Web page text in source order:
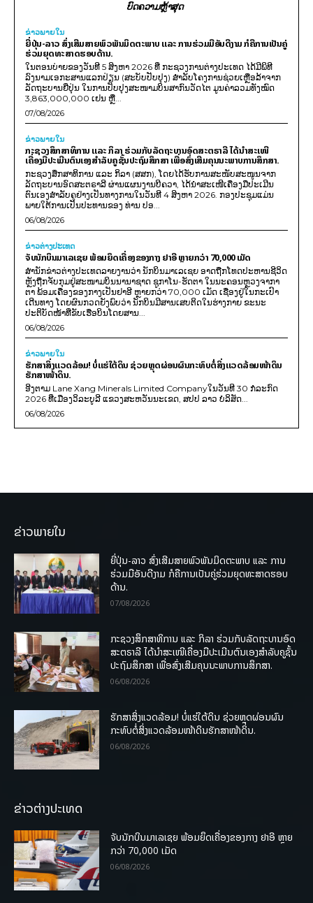
ບົດຄວາມຫຼ້າສຸດ
ຂ່າວພາຍ​ໃນ
ຍີ່ປຸ່ນ-ລາວ ສົ່ງເສີມສາຍພົວພັນມິດຕະພາບ ແລະ ການຮ່ວມມືອັນດີງາມ ກໍຄືການເປັນຄູ່
ຮ່ວມຍຸດທະສາດຮອບດ້ານ.
ໃນຕອນບ່າຍຂອງວັນທີ 5 ສິງຫາ 2026 ທີ່ ກະຊວງການຕ່າງປະເທດ ໄດ້ມີພິທີ
ລົງນາມເອກະສານແລກປ່ຽນ (ສະບັບປັບປຸງ) ສໍາລັບໂຄງການຊ່ວຍເຫຼືອລ້າຈາກ
ລັດຖະບານຍີ່ປຸ່ນ ໃນການປັບປຸງສະໜາມບິນສາກົນວັດໄຕ ມູນຄ່າລວມທັງໝົດ
3,863,000,000 ເຢນ ຫຼື...
07/08/2026
ຂ່າວພາຍ​ໃນ
ກະຊວງສຶກສາທິການ ແລະ ກິລາ ຮ່ວມກັບລັດຖະບານອົດສະຕຣາລີ ໄດ້ນຳສະເໜີ
ເຄື່ອງມືປະເມີນຕົນເອງສຳລັບຄູຊັ້ນປະຖົມສຶກສາ ເພື່ອສົ່ງເສີມຄຸນນະພາບການສຶກສາ.
ກະຊວງສຶກສາທິການ ແລະ ກິລາ (ສສກ), ໂດຍໄດ້ຮັບການສະໜັບສະໜູນຈາກ
ລັດຖະບານອົດສະຕຣາລີ ຜ່ານແຜນງານບີຄວາ, ໄດ້ນຳສະເໜີເຄື່ອງມືປະເມີນ
ຕົນເອງສຳລັບຄູຢ່າງເປັນທາງການໃນວັນທີ 4 ສິງຫາ 2026. ກອງປະຊຸມແມ່ນ
ພາຍໃຕ້ການເປັນປະທານຂອງ ທ່ານ ປອ...
06/08/2026
ຂ່າວຕ່າງປະເທດ
ຈັບນັກບິນມາເລເຊຍ ພ້ອມຍຶດເຄື່ອງຂອງກາງ ຢາອີ ຫຼາຍກວ່າ 70,000 ເມັດ
ສຳນັກຂ່າວຕ່າງປະເທດລາຍງານວ່າ ນັກບິນມາເລເຊຍ ອາດຖືກໂທດປະຫານຊີວິດ
ຫຼັງຖືກຈັບກຸມຢູ່ສະໜາມບິນນານາຊາດ ຊູກາໂນ-ຮັດຕາ ໃນນະຄອນຫຼວງຈາກາ
ຕາ ພ້ອມເຄື່ອງຂອງກາງເປັນຢາອີ ຫຼາຍກວ່າ 70,000 ເມັດ ເຊື່ອງຢູ່ໃນກະເປົາ
ເດີນທາງ ໂດຍຜົນກວດຍັງພົບວ່າ ນັກບິນມີສານເສບຕິດໃນຮ່າງກາຍ ຂະນະ
ປະຕິບັດໜ້າທີ່ຂັບເຮືອບິນໂດຍສານ...
06/08/2026
ຂ່າວພາຍ​ໃນ
ຮັກສາສິ່ງແວດລ້ອມ! ບໍ່ແຮ່ໃຕ້ດິນ ຊ່ວຍຫຼຸດຜ່ອນຜົນກະທົບຕໍ່ສິ່ງແວດລ້ອມໜ້າດິນ
ຮັກສາໜ້າດິນ.
ອີງຕາມ Lane Xang Minerals Limited Companyໃນວັນທີ 30 ກໍລະກົດ
2026 ທີ່ເມືອງວິລະບູລີ ແຂວງສະຫວັນນະເຂດ, ສປປ ລາວ ບໍລິສັດ...
06/08/2026
ຂ່າວພາຍໃນ
ຍີ່ປຸ່ນ-ລາວ ສົ່ງເສີມສາຍພົວພັນມິດຕະພາບ ແລະ ການ
ຮ່ວມມືອັນດີງາມ ກໍຄືການເປັນຄູ່ຮ່ວມຍຸດທະສາດຮອບ
ດ້ານ.
07/08/2026
ກະຊວງສຶກສາທິການ ແລະ ກິລາ ຮ່ວມກັບລັດຖະບານອົດ
ສະຕຣາລີ ໄດ້ນຳສະເໜີເຄື່ອງມືປະເມີນຕົນເອງສຳລັບຄູຊັ້ນ
ປະຖົມສຶກສາ ເພື່ອສົ່ງເສີມຄຸນນະພາບການສຶກສາ.
06/08/2026
ຮັກສາສິ່ງແວດລ້ອມ! ບໍ່ແຮ່ໃຕ້ດິນ ຊ່ວຍຫຼຸດຜ່ອນຜົນ
ກະທົບຕໍ່ສິ່ງແວດລ້ອມໜ້າດິນຮັກສາໜ້າດິນ.
06/08/2026
ຂ່າວຕ່າງປະເທດ
ຈັບນັກບິນມາເລເຊຍ ພ້ອມຍຶດເຄື່ອງຂອງກາງ ຢາອີ ຫຼາຍ
ກວ່າ 70,000 ເມັດ
06/08/2026